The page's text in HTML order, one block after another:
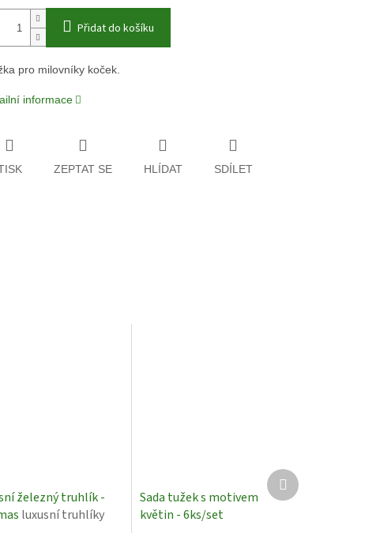
Přidat do košíku
pro milovníky koček.
informace
ZEPTAT SE HLÍDAT SDÍLET
železný truhlík -
luxusní truhlíky
Sada tužek s motivem
květin - 6ks/set
Další
produkt